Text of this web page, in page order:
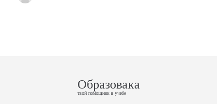
Образовака
твой помощник в учебе